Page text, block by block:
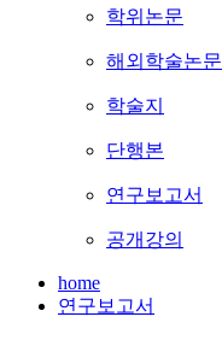
학위논문
해외학술논문
학술지
단행본
연구보고서
공개강의
home
연구보고서